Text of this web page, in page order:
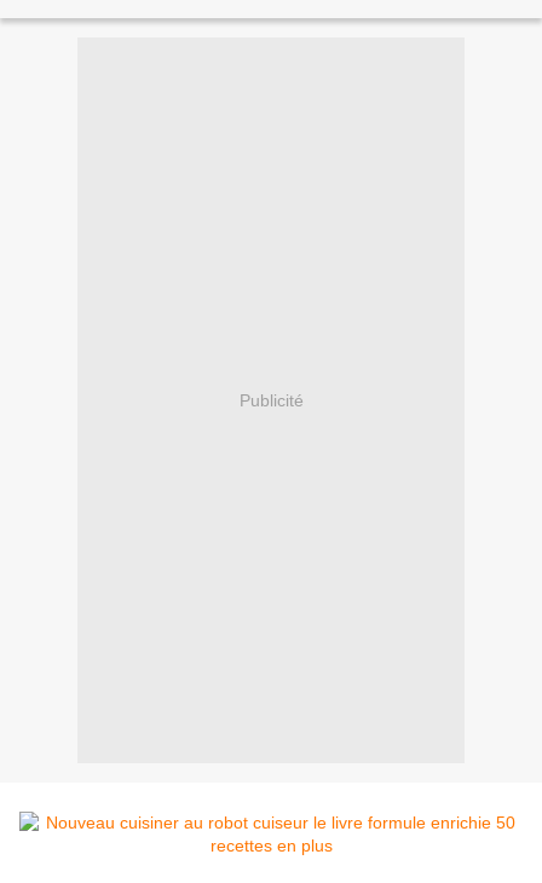
Publicité